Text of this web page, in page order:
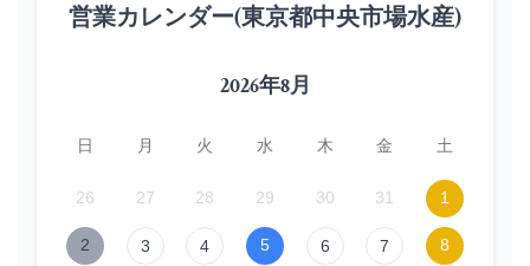
営業カレンダー(東京都中央市場水産)
2026年8月
日 月 火 水 木 金 土
26 27 28 29 30 31 1
2 3 4 5 6 7 8